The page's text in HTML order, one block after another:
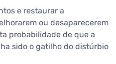
e restaurar a
ou desaparecerem
probabilidade de que a
sido o gatilho do distúrbio